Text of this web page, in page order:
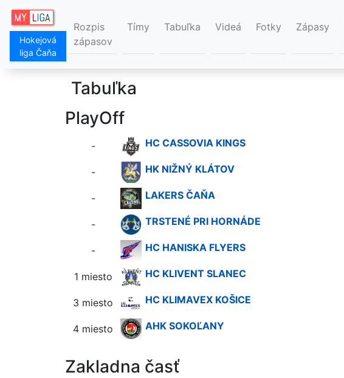
Hokejová
liga Čaňa
Rozpis
zápasov
Tímy Tabuľka Videá Fotky Zápasy
Tabuľka
PlayOff
- HC CASSOVIA KINGS
- HK NIŽNÝ KLÁTOV
- LAKERS ČAŇA
- TRSTENÉ PRI HORNÁDE
- HC HANISKA FLYERS
1 miesto HC KLIVENT SLANEC
3 miesto HC KLIMAVEX KOŠICE
4 miesto AHK SOKOĽANY
Zakladna časť